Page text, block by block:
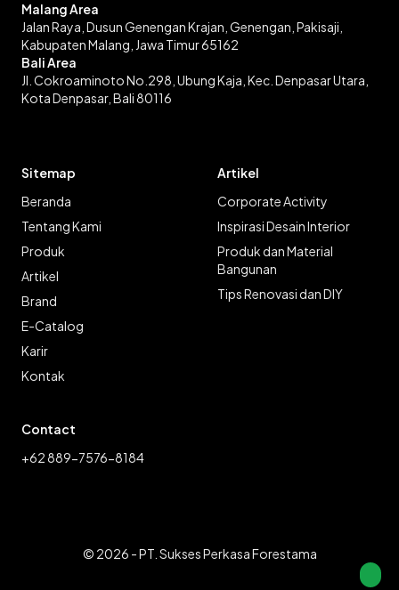
Malang Area
Jalan Raya, Dusun Genengan Krajan, Genengan, Pakisaji,
Kabupaten Malang, Jawa Timur 65162
Bali Area
Jl. Cokroaminoto No.298, Ubung Kaja, Kec. Denpasar Utara,
Kota Denpasar, Bali 80116
Sitemap
Beranda
Tentang Kami
Produk
Artikel
Brand
E-Catalog
Karir
Kontak
Artikel
Corporate Activity
Inspirasi Desain Interior
Produk dan Material
Bangunan
Tips Renovasi dan DIY
Contact
+62 889-7576-8184
© 2026 - PT. Sukses Perkasa Forestama